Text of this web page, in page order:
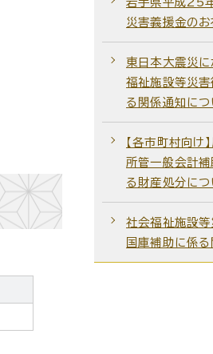
災害義援金の
東日本大震災
福祉施設等災
る関係通知につ
【各市町村向け
所管一般会計
る財産処分につ
社会福祉施設
国庫補助に係